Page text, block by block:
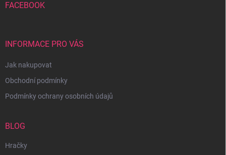
FACEBOOK
INFORMACE PRO VÁS
Jak nakupovat
Obchodní podmínky
Podmínky ochrany osobních údajů
BLOG
Hračky